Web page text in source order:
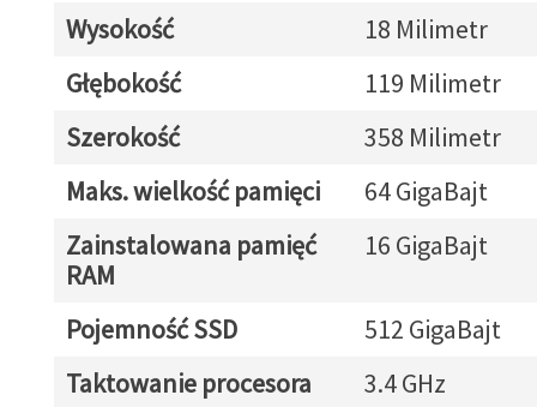
Wysokość
18 Milimetr
Głębokość
119 Milimetr
Szerokość
358 Milimetr
Maks. wielkość pamięci
64 GigaBajt
Zainstalowana pamięć
RAM
16 GigaBajt
Pojemność SSD
512 GigaBajt
Taktowanie procesora
3.4 GHz